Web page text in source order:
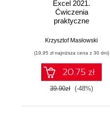
Excel 2021.
Ćwiczenia
praktyczne
Krzysztof Masłowski
(19,95 zł najniższa cena z 30 dni)
20.75 zł
39.90zł (-48%)